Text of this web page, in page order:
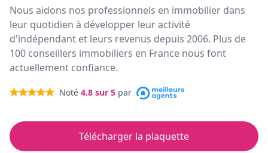
Nous aidons nos professionnels en immobilier dans
leur quotidien à développer leur activité
d'indépendant et leurs revenus depuis 2006. Plus de
100 conseillers immobiliers en France nous font
actuellement confiance.
Noté 4.8 sur 5 par
Télécharger la plaquette